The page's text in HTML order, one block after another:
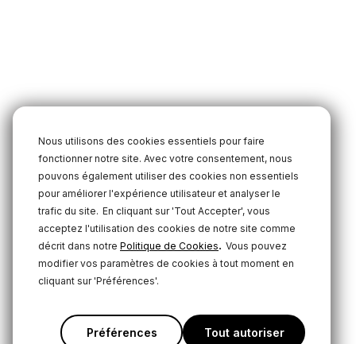
Nous utilisons des cookies essentiels pour faire
fonctionner notre site. Avec votre consentement, nous
pouvons également utiliser des cookies non essentiels
pour améliorer l'expérience utilisateur et analyser le
trafic du site. En cliquant sur 'Tout Accepter', vous
acceptez l'utilisation des cookies de notre site comme
décrit dans notre Politique de Cookies. Vous pouvez
modifier vos paramètres de cookies à tout moment en
cliquant sur 'Préférences'.
Préférences Tout autoriser